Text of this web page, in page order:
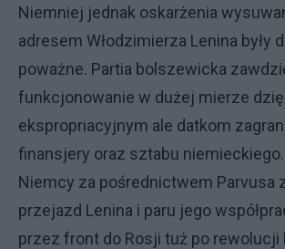
Niemniej jednak oskarżenia
adresem Włodzimierza Lenina były
poważne. Partia bolszewicka
funkcjonowanie w dużej mierze
ekspropriacyjnym ale datkom
finansjery oraz sztabu
Niemcy za pośrednictwem Parvusa
przejazd Lenina i paru jego
przez front do Rosji tuż po rewolucji